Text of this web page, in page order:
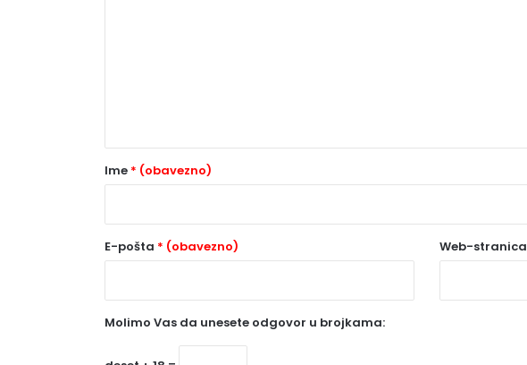
r
o
a
v
Ime * (obavezno)
E-pošta * (obavezno) Web-stranica
Molimo Vas da unesete odgovor u brojkama: